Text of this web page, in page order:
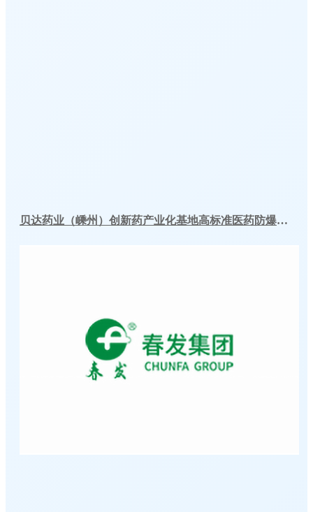
贝达药业（嵊州）创新药产业化基地高标准医药防爆冷库建造工程案例